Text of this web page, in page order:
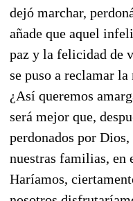
dejó marchar,
añade que aquel
paz y la felicidad de
se puso a reclamar
¿Así queremos
será mejor que,
perdonados por
nuestras familias, en
Haríamos,